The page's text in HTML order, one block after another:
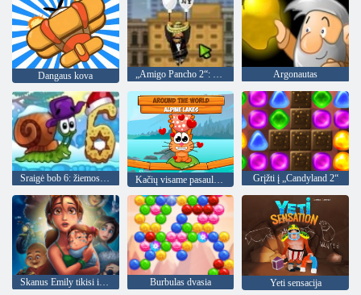
Dangaus kova „Amigo Pancho 2“: Niujorko vakarėlis Argonautas
Sraigė bob 6: žiemos istorija Kačių visame pasaulyje - Alpių ežerų Grįžti į „Candyland 2“
Skanus Emily tikisi ir Baimė Burbulas dvasia Yeti sensacija